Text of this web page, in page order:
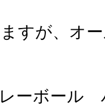
すが、オ
ーボール